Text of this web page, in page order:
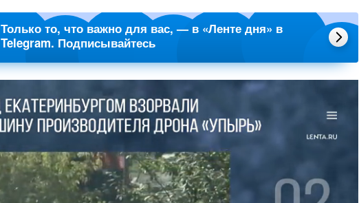
Только то, что важно для вас, — в «Ленте дня» в
Telegram. Подписывайтесь